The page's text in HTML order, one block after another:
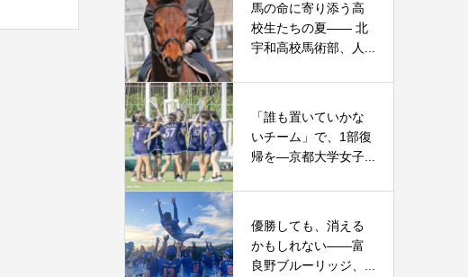
馬の命に寄り添う高
校生たちの夏—— 北
宇和高校馬術部、人...
「誰も置いていかな
いチーム」で、1部復
帰を―京都大学女子...
優勝しても、消える
かもしれない――富
良野ブルーリッジ、...